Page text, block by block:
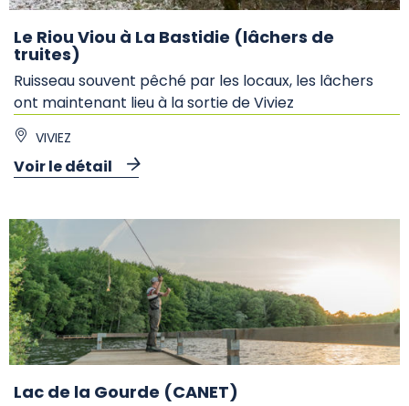
Le Riou Viou à La Bastidie (lâchers de
truites)
Ruisseau souvent pêché par les locaux, les lâchers
ont maintenant lieu à la sortie de Viviez
VIVIEZ
Voir le détail
Lac de la Gourde (CANET)